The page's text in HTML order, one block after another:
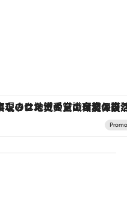
「大事なのは地域の意識を変えること」。ロレックス賞受賞の自然保護活動家が実現させたナイジェリアの自然環境の復活 ヴァシュロン・コンスタンタ